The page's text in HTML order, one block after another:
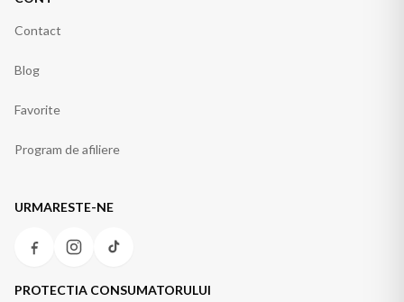
Contact
Blog
Favorite
Program de afiliere
URMARESTE-NE
PROTECTIA CONSUMATORULUI